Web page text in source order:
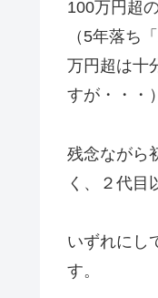
100万円超
（5年落ち
万円超は十
すが・・・）
残念ながら
く、２代目
いずれにし
す。